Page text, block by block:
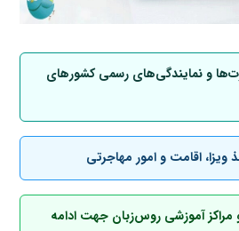
و نمایندگی‌های رسمی کشورهای
ویزا، اقامت و امور مهاجرتی
و مراکز آموزشی روس‌زبان جهت ادامه